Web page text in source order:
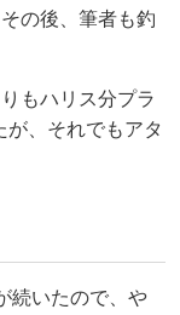
の後、筆者も釣
もハリス分プラ
が、それでもアタ
続いたので、や